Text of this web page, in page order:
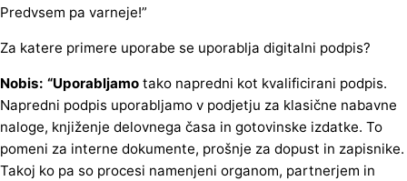
Predvsem pa varneje!”
Za katere primere uporabe se uporablja digitalni podpis?
Nobis: “Uporabljamo tako napredni kot kvalificirani podpis.
Napredni podpis uporabljamo v podjetju za klasične nabavne
naloge, knjiženje delovnega časa in gotovinske izdatke. To
pomeni za interne dokumente, prošnje za dopust in zapisnike.
Takoj ko pa so procesi namenjeni organom, partnerjem in